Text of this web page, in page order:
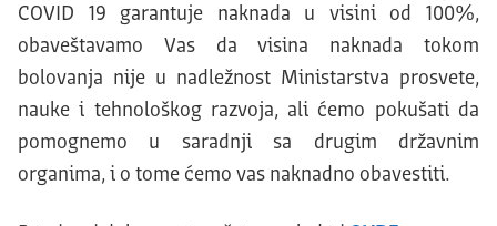
COVID 19 garantuje naknada u visini od 100%,
obaveštavamo Vas da visina naknada tokom
bolovanja nije u nadležnost Ministarstva prosvete,
nauke i tehnološkog razvoja, ali ćemo pokušati da
pomognemo u saradnji sa drugim državnim
organima, i o tome ćemo vas naknadno obavestiti.